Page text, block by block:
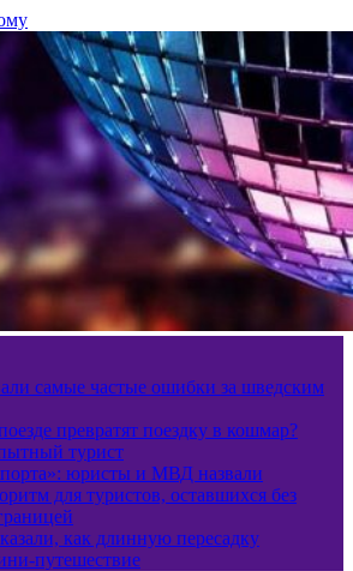
самые частые ошибки за шведским
превратят поездку в кошмар?
турист
юристы и МВД назвали
для туристов, оставшихся без
как длинную пересадку
путешествие